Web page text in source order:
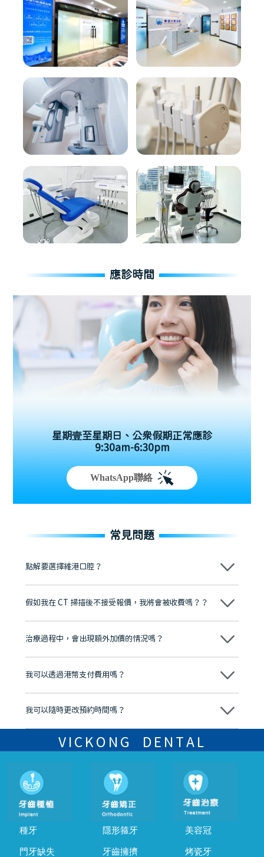
應診時間
星期壹至星期日、公眾假期正常應診
9:30am-6:30pm
WhatsApp聯絡
常見問題
點解要選擇維港口腔？
維港口腔踐行「醫道濟世」的大學校訓，各分院匯聚來自香港、內地的
牌」、「2025香港企業領袖品牌」，是諾貝爾種植系統全球放心植牙中
至今已服務超過三十個國家和地區的顧客，受到粵港澳大灣區及周邊城
市市民極高的口碑評價及信任推薦 珠海、深圳設有八大分院，香港亦設
有咨詢及服務保障中心，有任何問題都可以隨時預約免費咨詢，讓人十
假如我在 CT 掃描後不接受報價，我將會被收費嗎？？
不會！只要未開始實際服務之前，你不會被收取任何費用。
治療過程中，會出現額外加價的情況嗎？
不會，治療前我們會詳細說明治療方案及對應的價錢，顧客同意並簽字
我可以透過港幣支付費用嗎？
可以。維港口腔會按照當日匯率轉算收取費用，而匯率會及時告知客人
我可以隨時更改預約時間嗎？
可以，請盡早通過wechat或whatsapp聯絡我們，告知我們你原本預約
的時間及資料，並且重新預約的日期及時段
VICKONG DENTAL
種牙
門牙缺失
隱形箍牙
牙齒擁擠
美容冠
烤瓷牙